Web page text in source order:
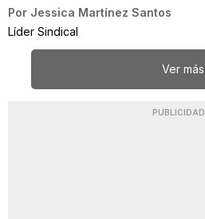
Por Jessica Martínez Santos
Líder Sindical
Ver más
PUBLICIDAD